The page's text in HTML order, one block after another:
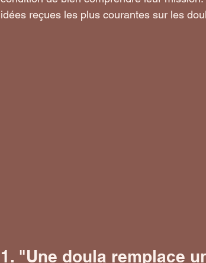
idées reçues les plus courantes sur les
1. "Une doula remplace